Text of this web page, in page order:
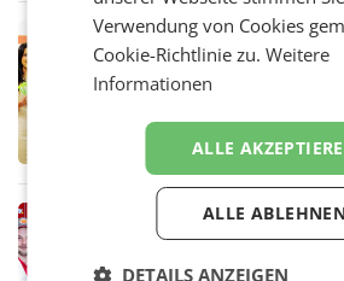
RETAIL
Eine Bühne für
Müller informieren
Über den gesamten
Altstoff Recycling
Handelskonzern
„Kreislauf-Helden“ in
Müller-Filialen
RETAIL
Penny
Ober- und
Verwendung von Cookies
Cookie-Richtlinie zu.Weitere
Informationen
ALLE
ALLE
DETAILS ANZEIGEN